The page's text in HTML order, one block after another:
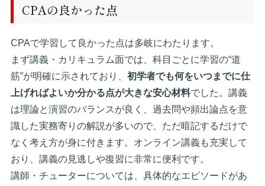
CPAの良かった点
CPAで学習して良かった点は多岐にわたります。
まず講義・カリキュラム面では、科目ごとに学習の“道
筋”が明確に示されており、 初学者でも何をいつまでに仕
上げればよいか分かる点が大きな安心材料でした。講義
は理論と演習のバランスが良く、過去問や頻出論点を意
識した実務寄りの解説が多いので、ただ暗記するだけで
なく考え方が身に付きます。オンライン講義も充実して
おり、講義の見逃しや復習に非常に便利です。
講師・チューターについては、具体的なエピソードがあ